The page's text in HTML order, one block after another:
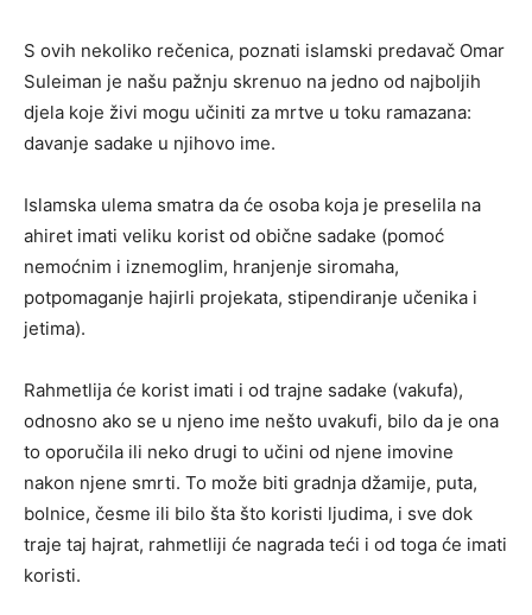
S ovih nekoliko rečenica, poznati islamski predavač Omar
Suleiman je našu pažnju skrenuo na jedno od najboljih
djela koje živi mogu učiniti za mrtve u toku ramazana:
davanje sadake u njihovo ime.
Islamska ulema smatra da će osoba koja je preselila na
ahiret imati veliku korist od obične sadake (pomoć
nemoćnim i iznemoglim, hranjenje siromaha,
potpomaganje hajirli projekata, stipendiranje učenika i
jetima).
Rahmetlija će korist imati i od trajne sadake (vakufa),
odnosno ako se u njeno ime nešto uvakufi, bilo da je ona
to oporučila ili neko drugi to učini od njene imovine
nakon njene smrti. To može biti gradnja džamije, puta,
bolnice, česme ili bilo šta što koristi ljudima, i sve dok
traje taj hajrat, rahmetliji će nagrada teći i od toga će imati
koristi.